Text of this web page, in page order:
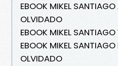
EBOOK MIKEL
OLVIDADO
EBOOK MIKEL
EBOOK MIKEL
OLVIDADO